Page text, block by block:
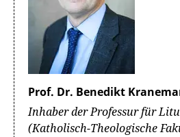
Prof. Dr. Benedikt
Inhaber der Professur für
(Katholisch-Theologische